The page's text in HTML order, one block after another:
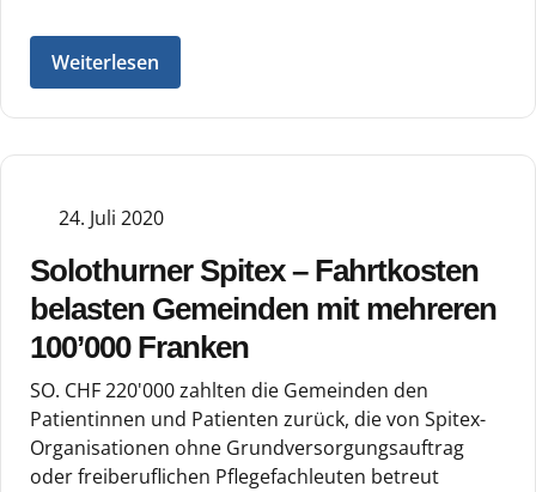
Weiterlesen
24. Juli 2020
Solothurner Spitex – Fahrtkosten
belasten Gemeinden mit mehreren
100’000 Franken
SO. CHF 220'000 zahlten die Gemeinden den
Patientinnen und Patienten zurück, die von Spitex-
Organisationen ohne Grundversorgungsauftrag
oder freiberuflichen Pflegefachleuten betreut